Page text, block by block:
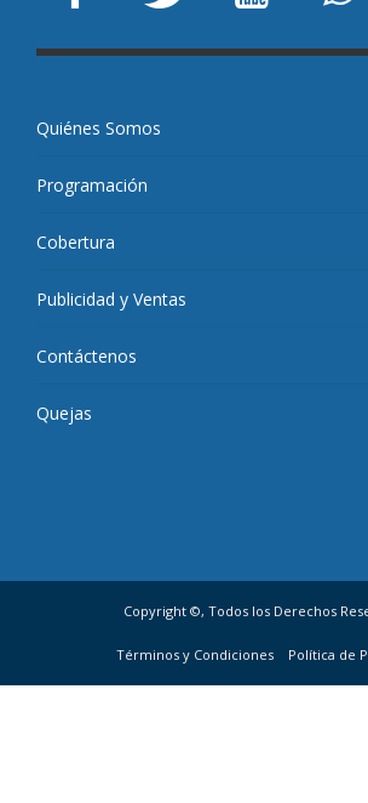
Quiénes Somos
Programación
Cobertura
Publicidad y Ventas
Contáctenos
Quejas
Copyright ©, Todos los Derechos
Términos y Condiciones Política de